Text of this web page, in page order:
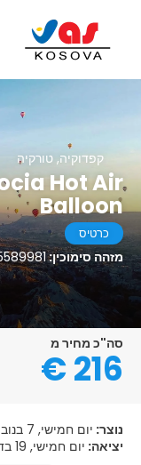
קפדוקיה, טורקיה
Hot Air
Balloon
כרטיס
מזהה סימוכין:
סה"כ מחיר מ
216 €
נוצר: יום חמישי, 7 בנובמבר 2024
יציאה: יום חמישי, 19 בדצמבר 2024